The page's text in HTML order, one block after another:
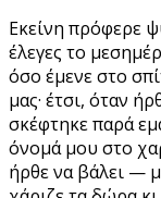
Εκείνη πρόφερε
έλεγες το
όσο έμενε στο
μας· έτσι, όταν
σκέφτηκε παρά
όνομά μου στο
ήρθε να βάλει —